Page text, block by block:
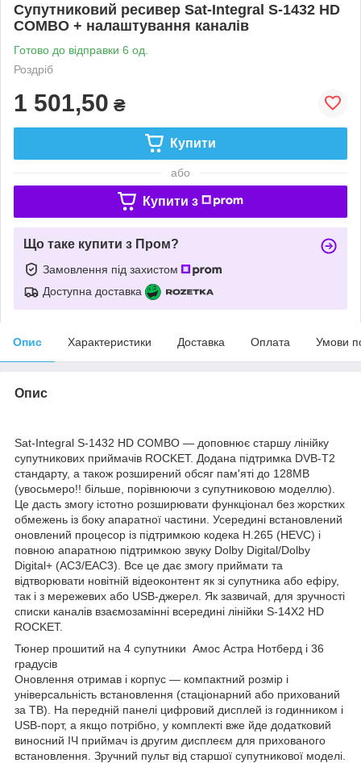
Супутниковий ресивер Sat-Integral S-1432 HD
COMBO + налаштування каналів
Готово до відправки 6 од.
Роздріб
1 501,50 ₴
Купити
або
Купити з
Що таке купити з Пром?
Замовлення під захистом
Доступна доставка
Опис Характеристики Доставка Оплата Умови
Опис
Sat-Integral S-1432 HD COMBO — доповнює старшу лінійку
супутникових приймачів ROCKET. Додана підтримка DVB-T2
стандарту, а також розширений обсяг пам'яті до 128MB
(увосьмеро!! більше, порівнюючи з супутниковою моделлю).
Це дасть змогу істотно розширювати функціонал без жорстких
обмежень із боку апаратної частини. Усередині встановлений
оновлений процесор із підтримкою кодека H.265 (HEVC) і
повною апаратною підтримкою звуку Dolby Digital/Dolby
Digital+ (AC3/EAC3). Все це дає змогу приймати та
відтворювати новітній відеоконтент як зі супутника або ефіру,
так і з мережевих або USB-джерел. Як зазвичай, для зручності
списки каналів взаємозамінні всередині лінійки S-14X2 HD
ROCKET.
Тюнер прошитий на 4 супутники Амос Астра Нотберд і 36
градусів
Оновлення отримав і корпус — компактний розмір і
універсальність встановлення (стаціонарний або прихований
за ТВ). На передній панелі цифровий дисплей із годинником і
USB-порт, а якщо потрібно, у комплекті вже йде додатковий
виносний ІЧ приймач із другим дисплеєм для прихованого
встановлення. Зручний пульт від старшої супутникової моделі.